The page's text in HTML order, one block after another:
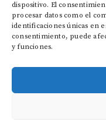
dispositivo. El
procesar datos como el
identificaciones únicas en
consentimiento, puede
y funciones.
CONTACTO
POLÍTICA DE